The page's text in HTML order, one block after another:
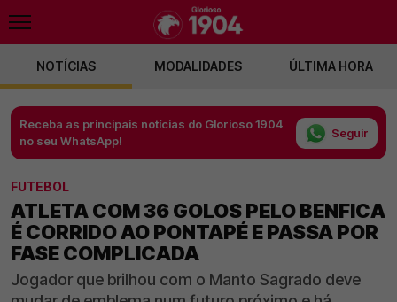
NOTÍCIAS MODALIDADES ÚLTIMA HORA
Receba as principais notícias do Glorioso 1904
no seu WhatsApp!
Seguir
FUTEBOL
ATLETA COM 36 GOLOS PELO BENFICA
É CORRIDO AO PONTAPÉ E PASSA POR
FASE COMPLICADA
Jogador que brilhou com o Manto Sagrado deve